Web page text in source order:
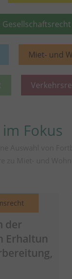
Gesellschaftsrecht
Miet- und
Fokus
der
Erhaltun